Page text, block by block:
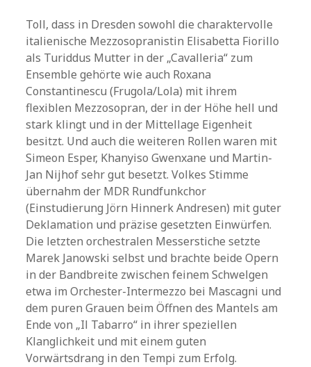
Toll, dass in Dresden sowohl die charaktervolle
italienische Mezzosopranistin Elisabetta Fiorillo
als Turiddus Mutter in der „Cavalleria“ zum
Ensemble gehörte wie auch Roxana
Constantinescu (Frugola/Lola) mit ihrem
flexiblen Mezzosopran, der in der Höhe hell und
stark klingt und in der Mittellage Eigenheit
besitzt. Und auch die weiteren Rollen waren mit
Simeon Esper, Khanyiso Gwenxane und Martin-
Jan Nijhof sehr gut besetzt. Volkes Stimme
übernahm der MDR Rundfunkchor
(Einstudierung Jörn Hinnerk Andresen) mit guter
Deklamation und präzise gesetzten Einwürfen.
Die letzten orchestralen Messerstiche setzte
Marek Janowski selbst und brachte beide Opern
in der Bandbreite zwischen feinem Schwelgen
etwa im Orchester-Intermezzo bei Mascagni und
dem puren Grauen beim Öffnen des Mantels am
Ende von „Il Tabarro“ in ihrer speziellen
Klanglichkeit und mit einem guten
Vorwärtsdrang in den Tempi zum Erfolg.